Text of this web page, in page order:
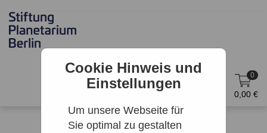
Cookie Hinweis und
Einstellungen
Um unsere Webseite für
Sie optimal zu gestalten
0
0,00 €